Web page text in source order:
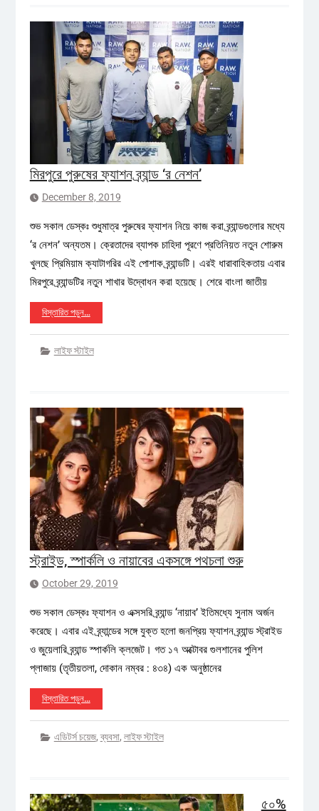
মিরপুরে পুরুষের ফ্যাশন ব্র্যান্ড ‘র নেশন’
December 8, 2019
শুভ সকাল ডেস্কঃ শুধুমাত্র পুরুষের ফ্যাশন নিয়ে কাজ করা ব্র্যান্ডগুলোর মধ্যে
‘র নেশন’ অন্যতম। ক্রেতাদের ব্যাপক চাহিদা পূরণে প্রতিনিয়ত নতুন শোরুম
খুলছে প্রিমিয়াম ক্যাটাগরির এই পোশাক ব্র্যান্ডটি। এরই ধারাবাহিকতায় এবার
মিরপুরে ব্র্যান্ডটির নতুন শাখার উদ্বোধন করা হয়েছে। শেরে বাংলা জাতীয়
বিস্তারিত পড়ুন…
লাইফ স্টাইল
স্ট্রাইড, স্পার্কলি ও নায়াবের একসঙ্গে পথচলা শুরু
October 29, 2019
শুভ সকাল ডেস্কঃ ফ্যাশন ও এক্সসরি ব্র্যান্ড ‘নায়াব’ ইতিমধ্যে সুনাম অর্জন
করেছে। এবার এই ব্র্যান্ডের সঙ্গে যুক্ত হলো জনপ্রিয় ফ্যাশন ব্র্যান্ড স্ট্রাইড
ও জুয়েলারি ব্র্যান্ড স্পার্কলি ক্লজেট। গত ১৭ অক্টোবর গুলশানের পুলিশ
প্লাজায় (তৃতীয়তলা, দোকান নম্বর : ৪৩৪) এক অনুষ্ঠানের
বিস্তারিত পড়ুন…
এডিটর্স চয়েজ,ব্যবসা, লাইফ স্টাইল
৫০%